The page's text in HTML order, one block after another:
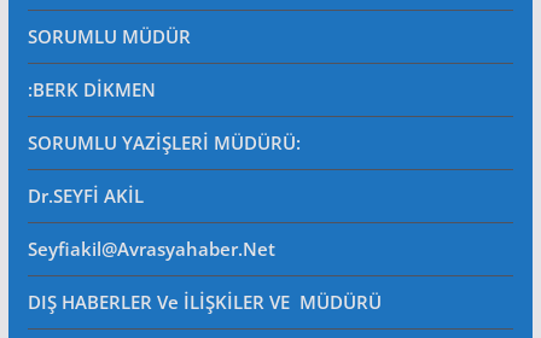
SORUMLU MÜDÜR
:BERK DİKMEN
SORUMLU YAZİŞLERİ MÜDÜRÜ:
Dr.SEYFİ AKİL
Seyfiakil@avrasyahaber.net
DIŞ HABERLER Ve İLİŞKİLER VE MÜDÜRÜ